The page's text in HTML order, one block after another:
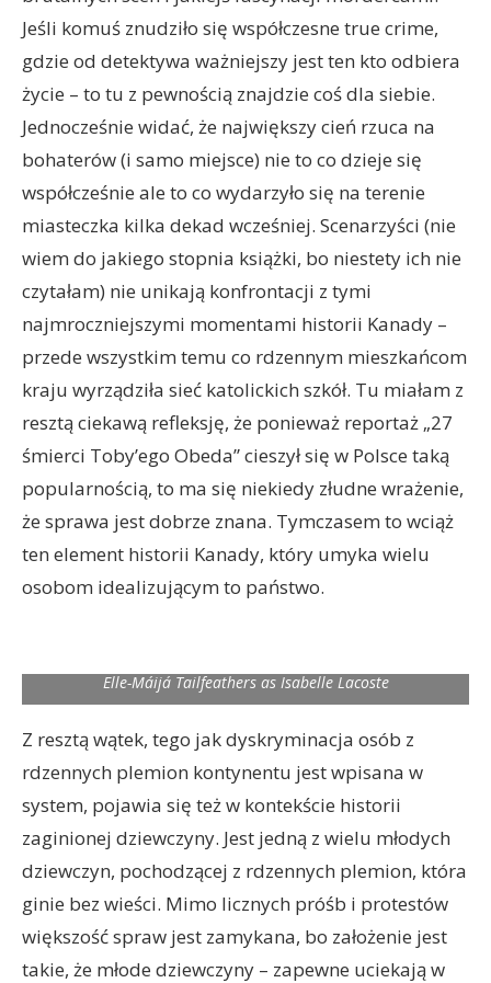
Jeśli komuś znudziło się współczesne true crime,
gdzie od detektywa ważniejszy jest ten kto odbiera
życie – to tu z pewnością znajdzie coś dla siebie.
Jednocześnie widać, że największy cień rzuca na
bohaterów (i samo miejsce) nie to co dzieje się
współcześnie ale to co wydarzyło się na terenie
miasteczka kilka dekad wcześniej. Scenarzyści (nie
wiem do jakiego stopnia książki, bo niestety ich nie
czytałam) nie unikają konfrontacji z tymi
najmroczniejszymi momentami historii Kanady –
przede wszystkim temu co rdzennym mieszkańcom
kraju wyrządziła sieć katolickich szkół. Tu miałam z
resztą ciekawą refleksję, że ponieważ reportaż „27
śmierci Toby’ego Obeda” cieszył się w Polsce taką
popularnością, to ma się niekiedy złudne wrażenie,
że sprawa jest dobrze znana. Tymczasem to wciąż
ten element historii Kanady, który umyka wielu
osobom idealizującym to państwo.
Elle-Máijá Tailfeathers as Isabelle Lacoste
Z resztą wątek, tego jak dyskryminacja osób z
rdzennych plemion kontynentu jest wpisana w
system, pojawia się też w kontekście historii
zaginionej dziewczyny. Jest jedną z wielu młodych
dziewczyn, pochodzącej z rdzennych plemion, która
ginie bez wieści. Mimo licznych próśb i protestów
większość spraw jest zamykana, bo założenie jest
takie, że młode dziewczyny – zapewne uciekają w